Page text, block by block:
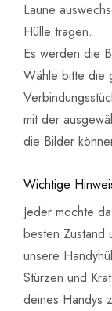
Laune
Hülle tragen.
Es werden die
Wähle bitte die
mit der
die Bilder
Wichtige
Jeder möchte
besten Zustand
unsere
Stürzen und
deines Handys